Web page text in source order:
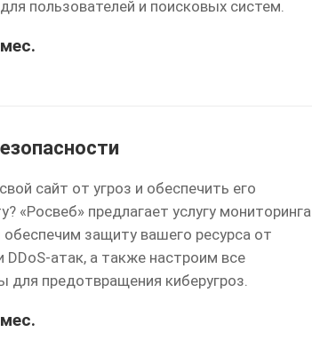
пользователей и поисковых систем.
сайт от угроз и обеспечить его
«Росвеб» предлагает услугу мониторинга
защиту вашего ресурса от
DDoS-атак, а также настроим все
для предотвращения киберугроз.